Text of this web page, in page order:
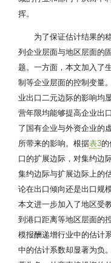
挥。
为了保证估计结果的
列企业层面与地区层面的
题。一方面，本文加入了
制等企业层面的控制变量
业出口二元边际的影响均
营年限均能够提高企业出
了国有企业与外资企业的
所带来的影响。根据表3
口的扩展边际，对集约边
集约边际与扩展边际上的
论在出口倾向还是出口规
本文进一步加入了地区受
到港口距离等地区层面的
模报酬递增行业中的估计
中的估计系数却显著为负